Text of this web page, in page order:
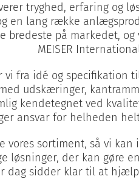
tryghed, erfaring og
en lang række
bredeste på markedet,
MEISER
fra idé og
udskæringer,
kendetegnet ved
ansvar for helheden
sortiment, så vi
der kan gøre
dag sidder klar til at